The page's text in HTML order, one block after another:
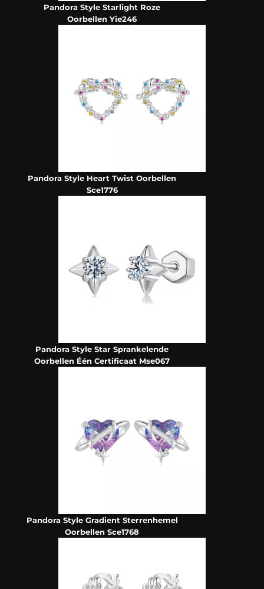
Pandora Style Starlight Roze
Oorbellen Yie246
Pandora Style Heart Twist Oorbellen
Sce1776
Pandora Style Star Sprankelende
Oorbellen Één Certificaat Mse067
Pandora Style Gradient Sterrenhemel
Oorbellen Sce1768